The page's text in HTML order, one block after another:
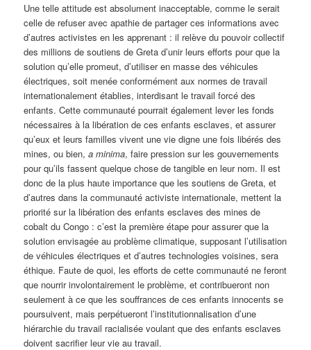
Une telle attitude est absolument inacceptable, comme le serait
celle de refuser avec apathie de partager ces informations avec
d’autres activistes en les apprenant : il relève du pouvoir collectif
des millions de soutiens de Greta d’unir leurs efforts pour que la
solution qu’elle promeut, d’utiliser en masse des véhicules
électriques, soit menée conformément aux normes de travail
internationalement établies, interdisant le travail forcé des
enfants. Cette communauté pourrait également lever les fonds
nécessaires à la libération de ces enfants esclaves, et assurer
qu’eux et leurs familles vivent une vie digne une fois libérés des
mines, ou bien,a minima, faire pression sur les gouvernements
pour qu’ils fassent quelque chose de tangible en leur nom. Il est
donc de la plus haute importance que les soutiens de Greta, et
d’autres dans la communauté activiste internationale, mettent la
priorité sur la libération des enfants esclaves des mines de
cobalt du Congo : c’est la première étape pour assurer que la
solution envisagée au problème climatique, supposant l’utilisation
de véhicules électriques et d’autres technologies voisines, sera
éthique. Faute de quoi, les efforts de cette communauté ne feront
que nourrir involontairement le problème, et contribueront non
seulement à ce que les souffrances de ces enfants innocents se
poursuivent, mais perpétueront l’institutionnalisation d’une
hiérarchie du travail racialisée voulant que des enfants esclaves
doivent sacrifier leur vie au travail.